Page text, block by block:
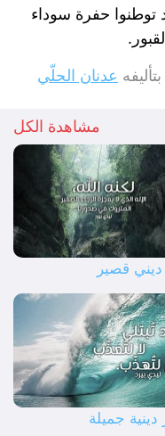
توطنوا حفرة سوداء
عدنان الحلّي
مشاهدة الكل
ديني قصير
دينية جميلة